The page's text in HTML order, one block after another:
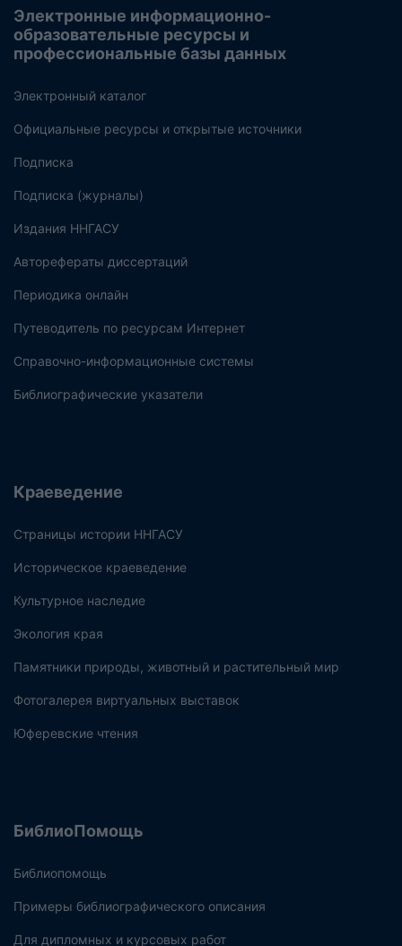
Электронные информационно-
образовательные ресурсы и
профессиональные базы данных
Электронный каталог
Официальные ресурсы и открытые источники
Подписка
Подписка (журналы)
Издания ННГАСУ
Авторефераты диссертаций
Периодика онлайн
Путеводитель по ресурсам Интернет
Справочно-информационные системы
Библиографические указатели
Краеведение
Страницы истории ННГАСУ
Историческое краеведение
Культурное наследие
Экология края
Памятники природы, животный и растительный мир
Фотогалерея виртуальных выставок
Юферевские чтения
БиблиоПомощь
Библиопомощь
Примеры библиографического описания
Для дипломных и курсовых работ